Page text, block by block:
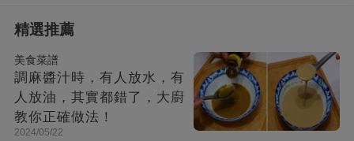
精選推薦
美食菜譜
調麻醬汁時，有人放水，有
人放油，其實都錯了，大廚
教你正確做法！
2024/05/22